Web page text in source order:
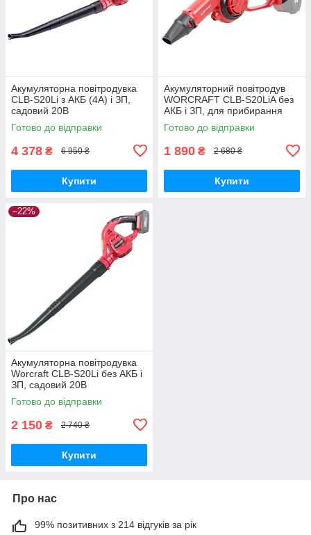
Акумуляторна повітродувка
CLB-S20Li з АКБ (4А) і ЗП,
садовий 20В
Готово до відправки
4 378 ₴ 6 950 ₴
Купити
Акумуляторний повітродув
WORCRAFT CLB-S20LiA без
АКБ і ЗП, для прибирання
пилу, лисття
Готово до відправки
1 890 ₴ 2 680 ₴
Купити
–22%
Акумуляторна повітродувка
Worcraft CLB-S20Li без АКБ і
ЗП, садовий 20В
Готово до відправки
2 150 ₴ 2 740 ₴
Купити
Про нас
99% позитивних з 214 відгуків за рік